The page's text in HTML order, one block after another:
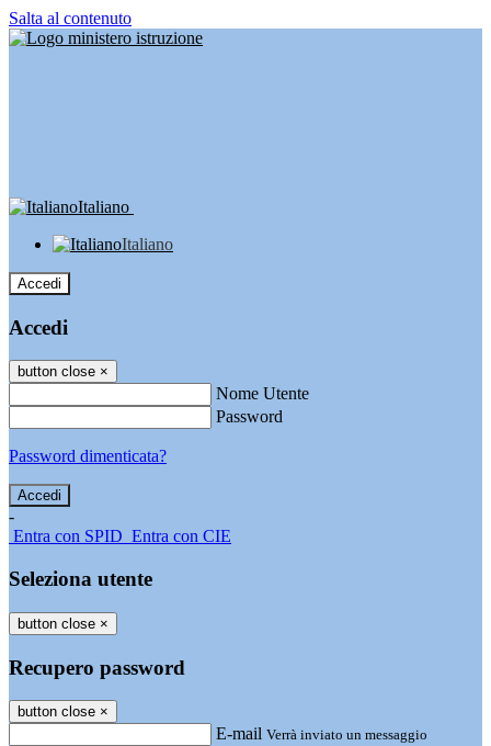
Salta al contenuto
Italiano
Italiano
Accedi
Accedi
button close ×
Nome Utente
Password
Password dimenticata?
-
Entra con SPID Entra con CIE
Seleziona utente
button close ×
Recupero password
button close ×
E-mail Verrà inviato un messaggio